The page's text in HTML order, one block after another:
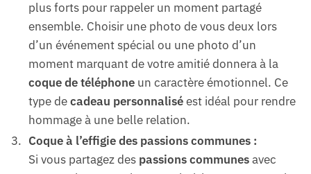
plus forts pour rappeler un moment partagé
ensemble. Choisir une photo de vous deux lors
d’un événement spécial ou une photo d’un
moment marquant de votre amitié donnera à la
coque de téléphone un caractère émotionnel. Ce
type decadeau personnaliséest idéal pour rendre
hommage à une belle relation.
Coque à l’effigie des passions communes :
Si vous partagez des passions communesavec